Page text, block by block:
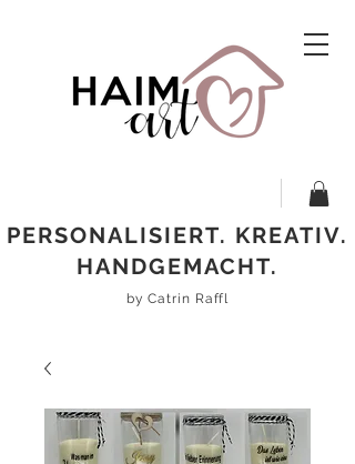
PERSONALISIERT. KREATIV.
HANDGEMACHT.
by Catrin Raffl